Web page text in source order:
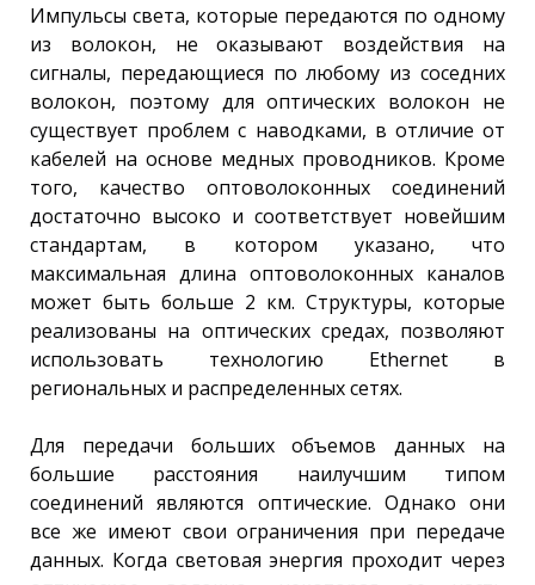
Импульсы света, которые передаются по одному
из волокон, не оказывают воздействия на
сигналы, передающиеся по любому из соседних
волокон, поэтому для оптических волокон не
существует проблем с наводками, в отличие от
кабелей на основе медных проводников. Кроме
того, качество оптоволоконных соединений
достаточно высоко и соответствует новейшим
стандартам, в котором указано, что
максимальная длина оптоволоконных каналов
может быть больше 2 км. Структуры, которые
реализованы на оптических средах, позволяют
использовать технологию Ethernet в
региональных и распределенных сетях.
Для передачи больших объемов данных на
большие расстояния наилучшим типом
соединений являются оптические. Однако они
все же имеют свои ограничения при передаче
данных. Когда световая энергия проходит через